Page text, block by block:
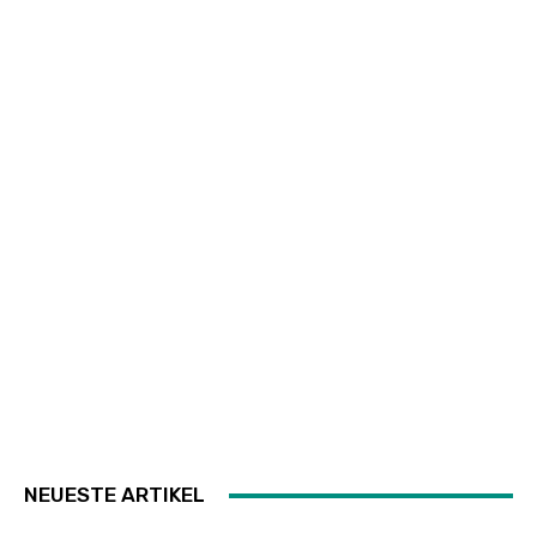
NEUESTE ARTIKEL